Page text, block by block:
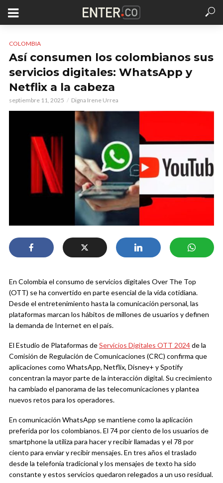
COLOMBIA
Así consumen los colombianos sus
servicios digitales: WhatsApp y
Netflix a la cabeza
septiembre 11, 2025 Digna Irene Urrea
En Colombia el consumo de servicios digitales Over The Top
(OTT) se ha convertido en parte esencial de la vida cotidiana.
Desde el entretenimiento hasta la comunicación personal, las
plataformas marcan los hábitos de millones de usuarios y definen
la demanda de Internet en el país.
El Estudio de Plataformas deServicios Digitales OTT 2024de la
Comisión de Regulación de Comunicaciones (CRC) confirma que
aplicaciones como WhatsApp, Netflix, Disney+ y Spotify
concentran la mayor parte de la interacción digital. Su crecimiento
ha cambiado el panorama de las telecomunicaciones y plantea
nuevos retos para los operadores.
En comunicación WhatsApp se mantiene como la aplicación
preferida por los colombianos. El 74 por ciento de los usuarios de
smartphone la utiliza para hacer y recibir llamadas y el 78 por
ciento para enviar y recibir mensajes. En tres años el traslado
desde la telefonía tradicional y los mensajes de texto ha sido
constante y estos servicios quedaron relegados a un uso residual.